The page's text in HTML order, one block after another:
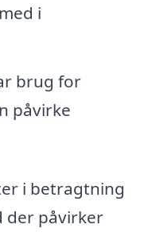
i
brug for
påvirke
i betragtning
der påvirker